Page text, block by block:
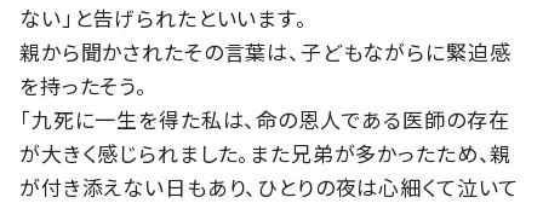
ない」と告げられたといいます。
親から聞かされたその言葉は、子どもながらに緊迫感
を持ったそう。
「九死に一生を得た私は、命の恩人である医師の存在
が大きく感じられました。また兄弟が多かったため、親
が付き添えない日もあり、ひとりの夜は心細くて泣いて